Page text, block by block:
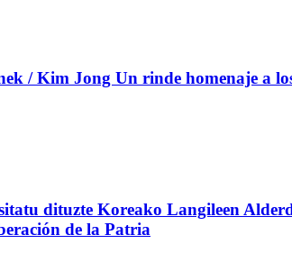
/ Kim Jong Un rinde homenaje a
dituzte Koreako Langileen
de la Patria